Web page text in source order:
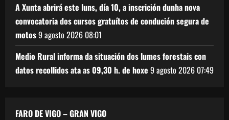
A Xunta abrirá este luns, día 10, a inscrición dunha nova
convocatoria dos cursos gratuítos de condución segura de
motos9 agosto 2026 08:01
Medio Rural informa da situación dos lumes forestais con
datos recollidos ata as 09,30 h. de hoxe 9 agosto 2026 07:49
FARO DE VIGO – GRAN VIGO